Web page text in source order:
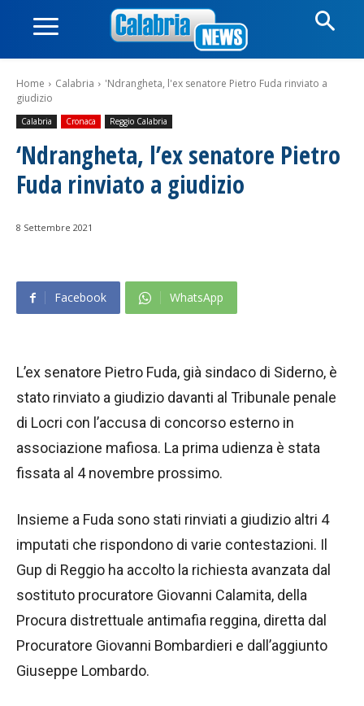
Home Calabria
'Ndrangheta, l'ex senatore Pietro Fuda rinviato a
giudizio
Calabria Cronaca Reggio Calabria
‘Ndrangheta, l’ex senatore Pietro
Fuda rinviato a giudizio
8 Settembre 2021
Facebook WhatsApp
L’ex senatore Pietro Fuda, già sindaco di Siderno, è
stato rinviato a giudizio davanti al Tribunale penale
di Locri con l’accusa di concorso esterno in
associazione mafiosa. La prima udienza è stata
fissata al 4 novembre prossimo.
Insieme a Fuda sono stati rinviati a giudizio altri 4
imputati che rispondono di varie contestazioni. Il
Gup di Reggio ha accolto la richiesta avanzata dal
sostituto procuratore Giovanni Calamita, della
Procura distrettuale antimafia reggina, diretta dal
Procuratore Giovanni Bombardieri e dall’aggiunto
Giuseppe Lombardo.